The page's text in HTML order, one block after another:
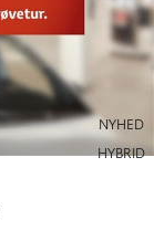
NYHED
HYBRID